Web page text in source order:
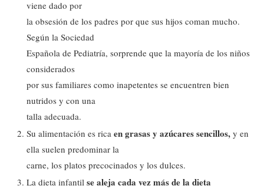
viene dado por
la obsesión de los padres por que sus hijos coman mucho.
Según la Sociedad
Española de Pediatría, sorprende que la mayoría de los niños
considerados
por sus familiares como inapetentes se encuentren bien
nutridos y con una
talla adecuada.
Su alimentación es rica en grasas y azúcares sencillos, y en
ella suelen predominar la
carne, los platos precocinados y los dulces.
La dieta infantil se aleja cada vez más de la dieta